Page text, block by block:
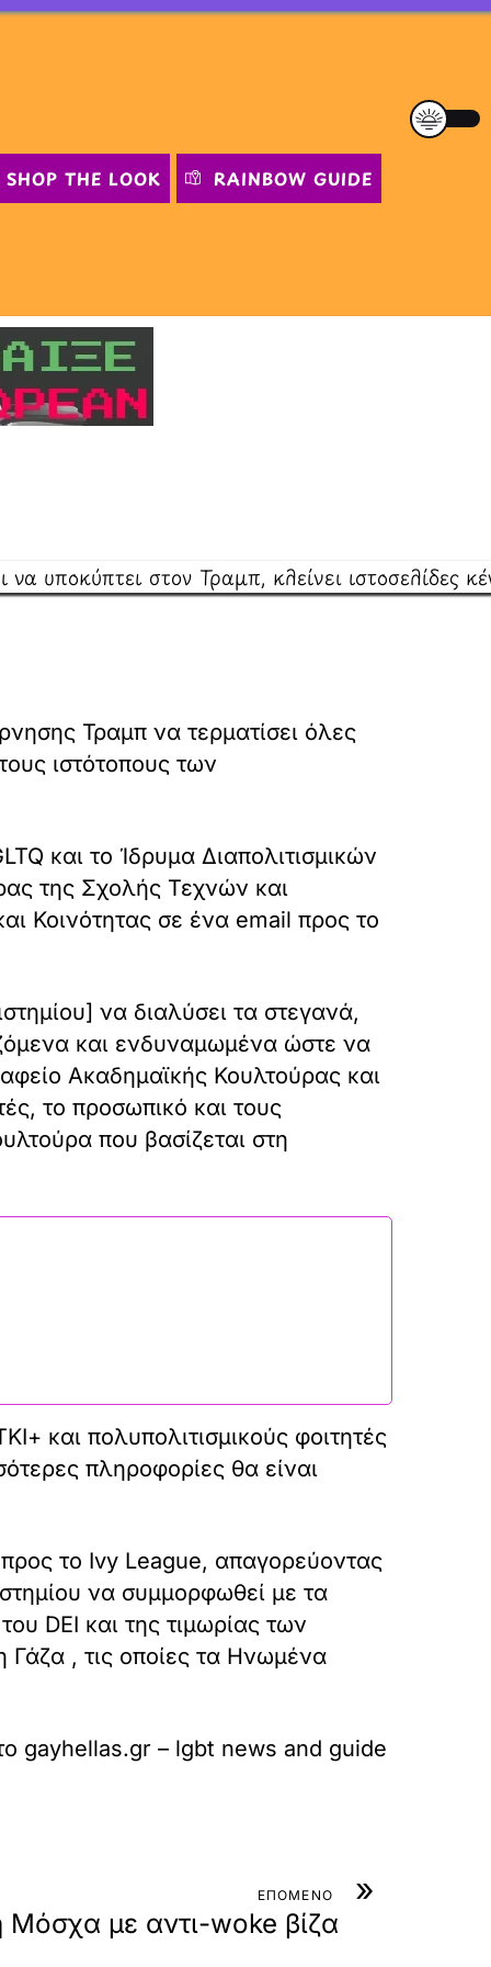
SHOP THE LOOK RAINBOW GUIDE
Τραμπ να τερματίσει όλες
ιστότοπους των
και το Ίδρυμα Διαπολιτισμικών
της Σχολής Τεχνών και
Κοινότητας σε ένα email προς το
να διαλύσει τα στεγανά,
και ενδυναμωμένα ώστε να
Ακαδημαϊκής Κουλτούρας και
το προσωπικό και τους
που βασίζεται στη
και πολυπολιτισμικούς φοιτητές
πληροφορίες θα είναι
το Ivy League, απαγορεύοντας
να συμμορφωθεί με τα
DEI και της τιμωρίας των
Γάζα , τις οποίες τα Ηνωμένα
gayhellas.gr – lgbt news and guide
»
ΕΠΟΜΕΝΟ
Μόσχα με αντι-woke βίζα